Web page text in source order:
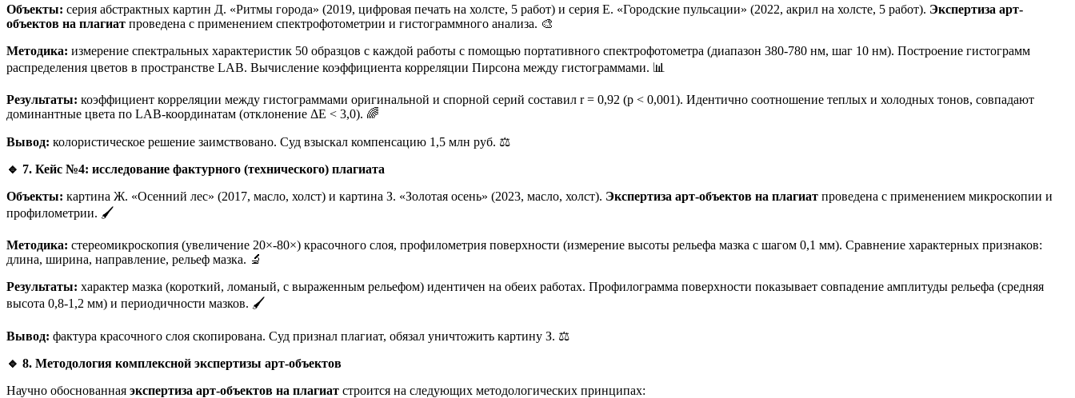
Объекты: серия абстрактных картин Д. «Ритмы города» (2019, цифровая печать на холсте, 5 работ) и серия Е. «Городские пульсации» (2022, акрил на холсте, 5 работ). Экспертиза арт-
объектов на плагиат проведена с применением спектрофотометрии и гистограммного анализа. 🎨
Методика: измерение спектральных характеристик 50 образцов с каждой работы с помощью портативного спектрофотометра (диапазон 380-780 нм, шаг 10 нм). Построение гистограмм
распределения цветов в пространстве LAB. Вычисление коэффициента корреляции Пирсона между гистограммами. 📊
Результаты: коэффициент корреляции между гистограммами оригинальной и спорной серий составил r = 0,92 (p < 0,001). Идентично соотношение теплых и холодных тонов, совпадают
доминантные цвета по LAB-координатам (отклонение ΔE < 3,0). 🌈
Вывод: колористическое решение заимствовано. Суд взыскал компенсацию 1,5 млн руб. ⚖️
🔹 7. Кейс №4: исследование фактурного (технического) плагиата
Объекты: картина Ж. «Осенний лес» (2017, масло, холст) и картина З. «Золотая осень» (2023, масло, холст). Экспертиза арт-объектов на плагиат проведена с применением микроскопии и
профилометрии. 🖌️
Методика: стереомикроскопия (увеличение 20×-80×) красочного слоя, профилометрия поверхности (измерение высоты рельефа мазка с шагом 0,1 мм). Сравнение характерных признаков:
длина, ширина, направление, рельеф мазка. 🔬
Результаты: характер мазка (короткий, ломаный, с выраженным рельефом) идентичен на обеих работах. Профилограмма поверхности показывает совпадение амплитуды рельефа (средняя
высота 0,8-1,2 мм) и периодичности мазков. 🖌️
Вывод: фактура красочного слоя скопирована. Суд признал плагиат, обязал уничтожить картину З. ⚖️
🔹 8. Методология комплексной экспертизы арт-объектов
Научно обоснованная экспертиза арт-объектов на плагиат строится на следующих методологических принципах: